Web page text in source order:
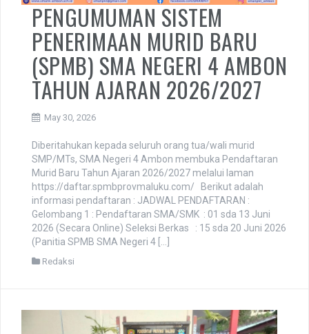
PENGUMUMAN SISTEM
PENERIMAAN MURID BARU
(SPMB) SMA NEGERI 4 AMBON
TAHUN AJARAN 2026/2027
May 30, 2026
Diberitahukan kepada seluruh orang tua/wali murid
SMP/MTs, SMA Negeri 4 Ambon membuka Pendaftaran
Murid Baru Tahun Ajaran 2026/2027 melalui laman
https://daftar.spmbprovmaluku.com/ Berikut adalah
informasi pendaftaran : JADWAL PENDAFTARAN :
Gelombang 1 : Pendaftaran SMA/SMK : 01 sda 13 Juni
2026 (Secara Online) Seleksi Berkas : 15 sda 20 Juni 2026
(Panitia SPMB SMA Negeri 4 […]
Redaksi